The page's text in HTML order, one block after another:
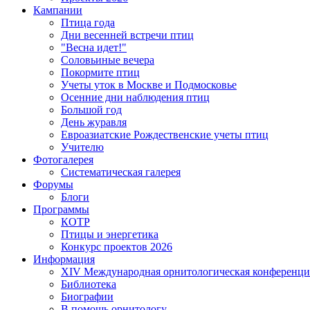
Кампании
Птица года
Дни весенней встречи птиц
"Весна идет!"
Соловьиные вечера
Покормите птиц
Учеты уток в Москве и Подмосковье
Осенние дни наблюдения птиц
Большой год
День журавля
Евроазиатские Рождественские учеты птиц
Учителю
Фотогалерея
Систематическая галерея
Форумы
Блоги
Программы
КОТР
Птицы и энергетика
Конкурс проектов 2026
Информация
XIV Международная орнитологическая
Библиотека
Биографии